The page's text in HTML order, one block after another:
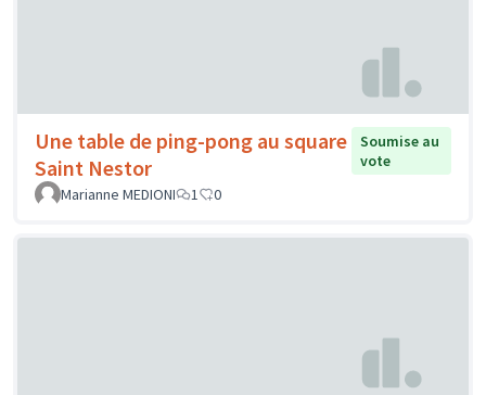
Une table de ping-pong au square
Saint Nestor
Soumise au
vote
Marianne MEDIONI
1 0